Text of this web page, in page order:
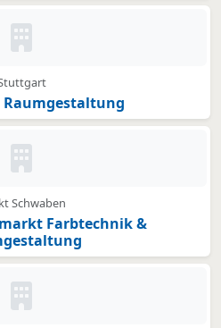
Kein Bild oder Logo hinterlegt
Raumgestaltung
Kein Bild oder Logo hinterlegt
Schwaben
Farbtechnik &
Kein Bild oder Logo hinterlegt